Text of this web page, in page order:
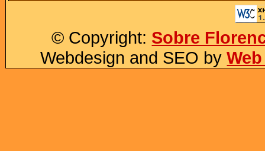
© Copyright: Sobre
Webdesign and SEO by